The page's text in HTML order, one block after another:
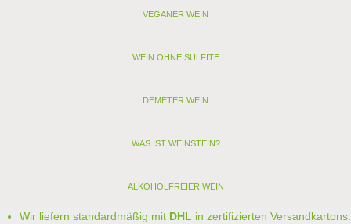
VEGANER WEIN
WEIN OHNE SULFITE
DEMETER WEIN
WAS IST WEINSTEIN?
ALKOHOLFREIER WEIN
Wir liefern standardmäßig mit DHL in zertifizierten Versandkartons.